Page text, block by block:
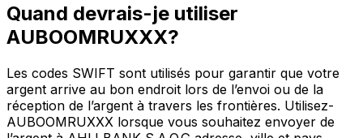
Quand devrais-je utiliser
AUBOOMRUXXX?
Les codes SWIFT sont utilisés pour garantir que votre
argent arrive au bon endroit lors de l’envoi ou de la
réception de l’argent à travers les frontières. Utilisez-
AUBOOMRUXXX lorsque vous souhaitez envoyer de